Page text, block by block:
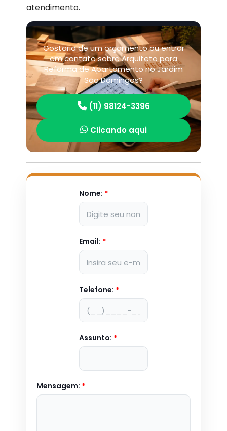
atendimento.
Gostaria de um orçamento ou entrar
em contato sobre Arquiteto para
Reforma de Apartamento no Jardim
São Domingos?
(11) 98124-3396
Clicando aqui
Nome: *
Email: *
Telefone: *
Assunto: *
Mensagem: *